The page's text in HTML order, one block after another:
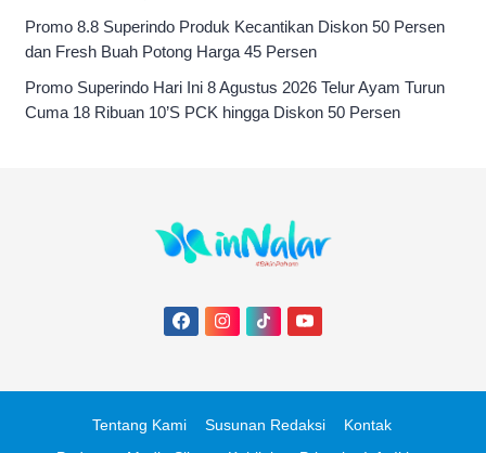
Promo 8.8 Superindo Produk Kecantikan Diskon 50 Persen
dan Fresh Buah Potong Harga 45 Persen
Promo Superindo Hari Ini 8 Agustus 2026 Telur Ayam Turun
Cuma 18 Ribuan 10’S PCK hingga Diskon 50 Persen
Tentang Kami Susunan Redaksi
Kontak